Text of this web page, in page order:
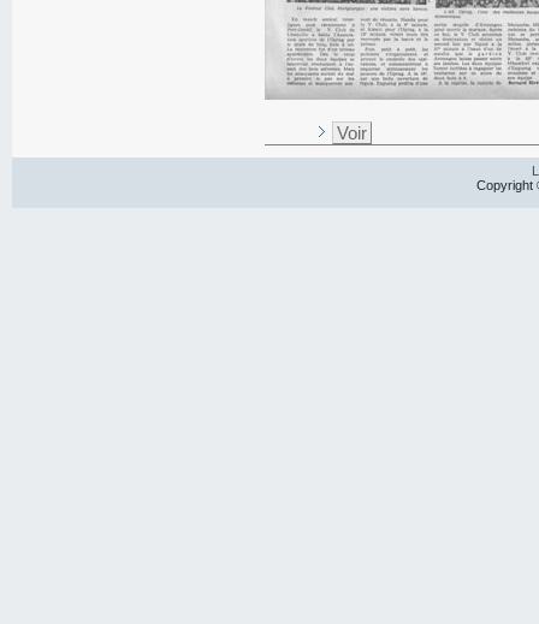
Voir
Copyright